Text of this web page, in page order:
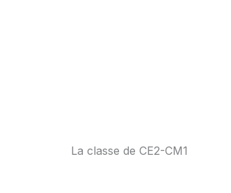
La classe de CE2-CM1